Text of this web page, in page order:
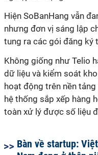
Hiện SoBanHang vẫn
nhưng đơn vị sáng lập
tung ra các gói đăng ký
Không giống như Telio
dữ liệu và kiểm soát
hoạt động trên nền
hệ thống sắp xếp hàng
toàn xử lý được số liệu
Bàn về startup: Việt